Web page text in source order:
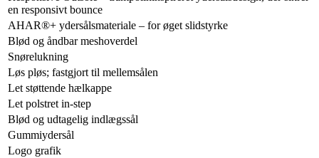
en responsivt bounce
AHAR®+ ydersålsmateriale – for øget slidstyrke
Blød og åndbar meshoverdel
Snørelukning
Løs pløs; fastgjort til mellemsålen
Let støttende hælkappe
Let polstret in-step
Blød og udtagelig indlægssål
Gummiydersål
Logo grafik